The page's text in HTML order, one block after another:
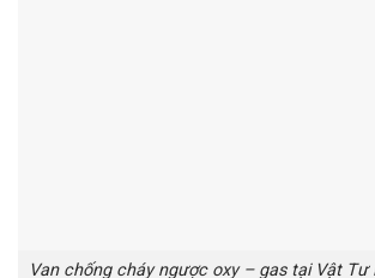
Van chống cháy ngược oxy – gas tại Vật Tư